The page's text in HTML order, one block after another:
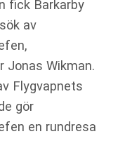
fick Barkarby
av
Jonas Wikman.
Flygvapnets
gör
en rundresa